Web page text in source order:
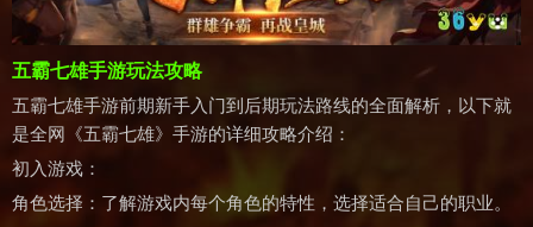
五霸七雄手游玩法攻略
五霸七雄手游前期新手入门到后期玩法路线的全面解析，以下就
是全网《五霸七雄》手游的详细攻略介绍：
初入游戏：
角色选择：了解游戏内每个角色的特性，选择适合自己的职业。